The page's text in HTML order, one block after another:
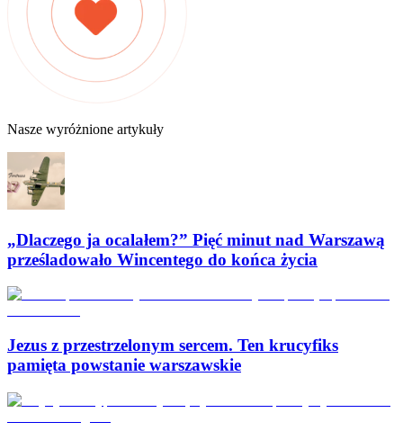
Nasze wyróżnione artykuły
„Dlaczego ja ocalałem?” Pięć minut nad Warszawą
prześladowało Wincentego do końca życia
Jezus z przestrzelonym sercem. Ten krucyfiks
pamięta powstanie warszawskie